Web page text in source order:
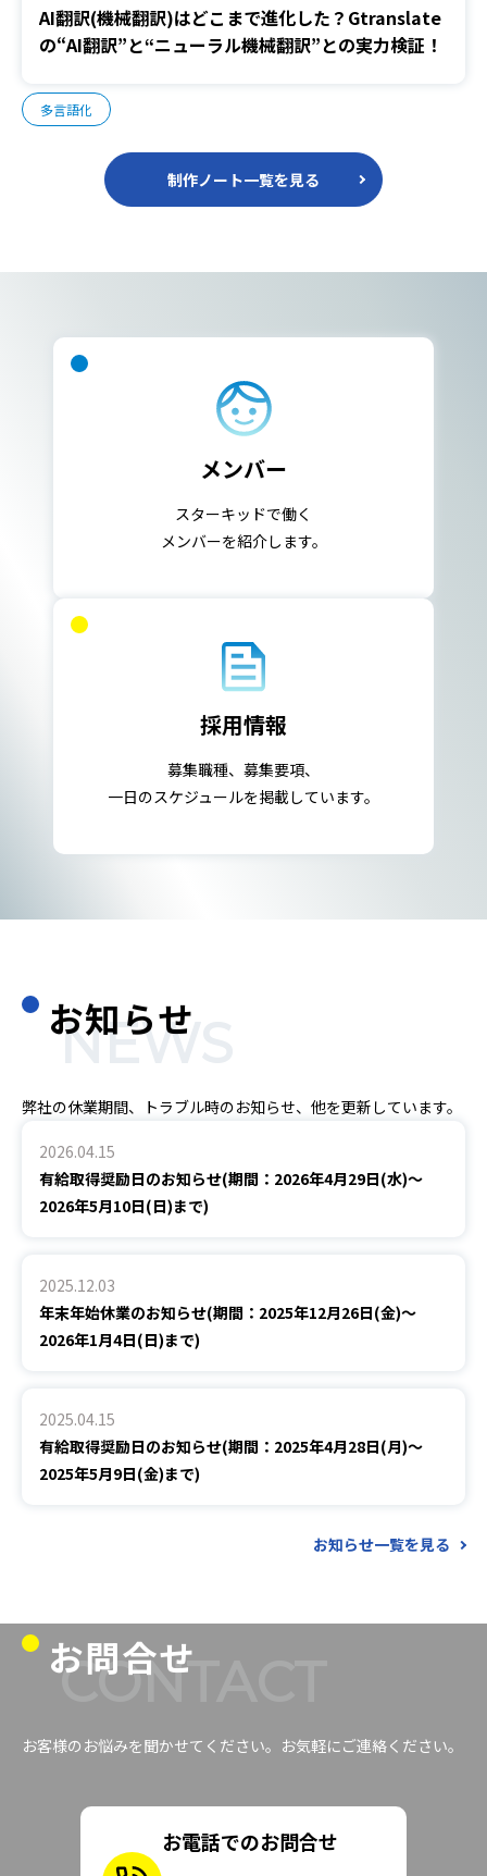
AI翻訳(機械翻訳)はどこまで進化した？Gtranslate
の“AI翻訳”と“ニューラル機械翻訳”との実力検証！
多言語化
制作ノート一覧を見る
メンバー
スターキッドで働く
メンバーを紹介します。
採用情報
募集職種、募集要項、
一日のスケジュールを掲載しています。
お知らせ
NEWS
弊社の休業期間、トラブル時のお知らせ、他を更新しています。
2026.04.15
有給取得奨励日のお知らせ(期間：2026年4月29日(水)～
2026年5月10日(日)まで)
2025.12.03
年末年始休業のお知らせ(期間：2025年12月26日(金)～
2026年1月4日(日)まで)
2025.04.15
有給取得奨励日のお知らせ(期間：2025年4月28日(月)～
2025年5月9日(金)まで)
お知らせ一覧を見る
お問合せ
CONTACT
お客様のお悩みを聞かせてください。お気軽にご連絡ください。
お電話でのお問合せ